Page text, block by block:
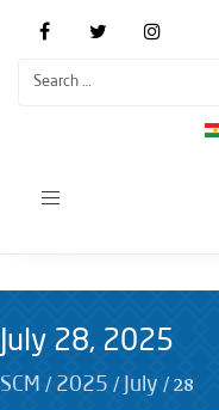
Toggle
July 28, 2025
SCM / 2025 / July /28